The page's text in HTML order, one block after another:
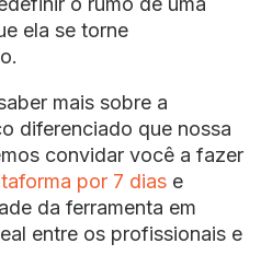
ela se torne
mais sobre a
diferenciado que nossa
convidar você a fazer
por 7 dias e
da ferramenta em
entre os profissionais e